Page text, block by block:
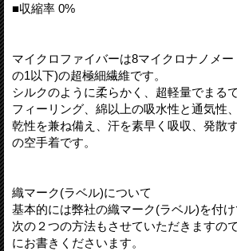
■収縮率 0%
マイクロファイバーは8マイクロナノメ
の1以下)の超極細繊維です。
シルクのように柔らかく、超軽量でまる
フィーリング、綿以上の吸水性と通気性
乾性を兼ね備え、汗を素早く吸収、発散
の空手着です。
織マーク(ラベル)について
基本的には弊社の織マーク(ラベル)を付け
次の２つの方法もさせていただきますの
にお書きくださいます。